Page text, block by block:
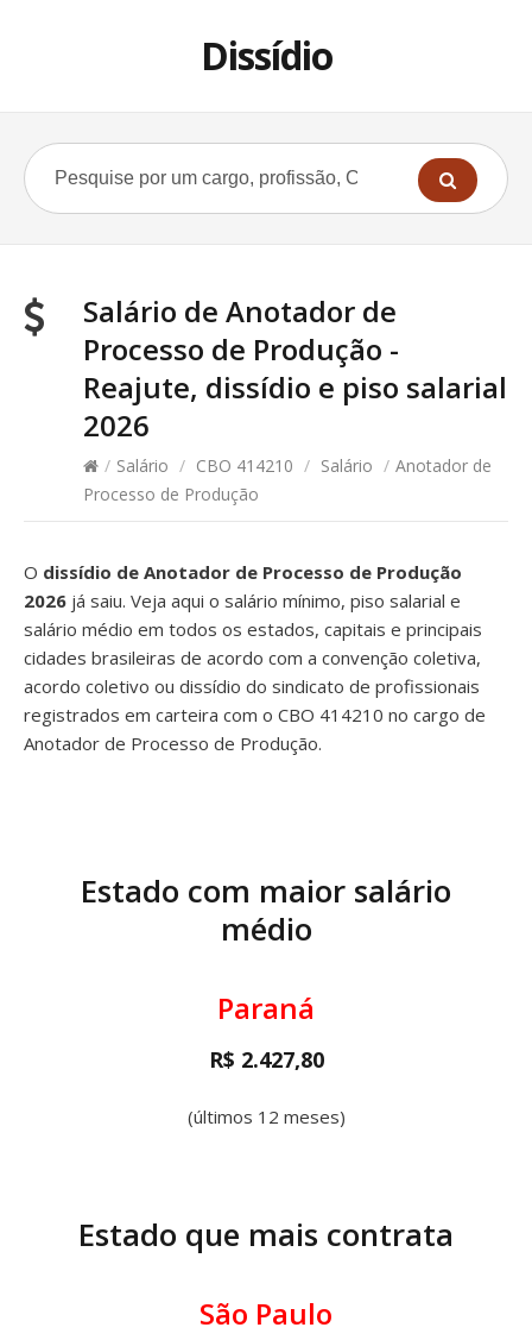
Dissídio
Salário de Anotador de
Processo de Produção -
Reajute, dissídio e piso salarial
2026
/ Salário / CBO 414210 / Salário / Anotador de
Processo de Produção
O dissídio de Anotador de Processo de Produção
2026 já saiu. Veja aqui o salário mínimo, piso salarial e
salário médio em todos os estados, capitais e principais
cidades brasileiras de acordo com a convenção coletiva,
acordo coletivo ou dissídio do sindicato de profissionais
registrados em carteira com o CBO 414210 no cargo de
Anotador de Processo de Produção.
Estado com maior salário
médio
Paraná
R$ 2.427,80
(últimos 12 meses)
Estado que mais contrata
São Paulo